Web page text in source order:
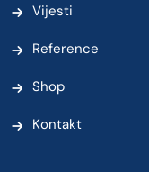
Vijesti
Reference
Shop
Kontakt